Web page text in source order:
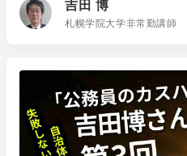
吉田 博
札幌学院大学非常勤講師